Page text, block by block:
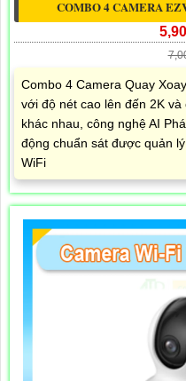
COMBO 4 CAMERA
Combo 4 Camera Quay
với độ nét cao lên đến 2K
khác nhau, công nghệ AI
động chuẩn sát được quản
WiFi